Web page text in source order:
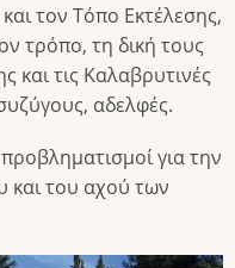
τον Τόπο Εκτέλεσης,
τρόπο, τη δική τους
και τις Καλαβρυτινές
αδελφές.
για την
και του αχού των